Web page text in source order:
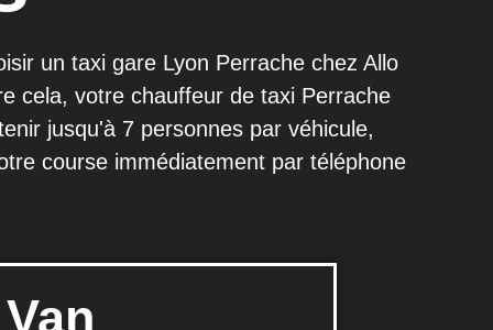
un taxi gare Lyon Perrache chez Allo
cela, votre chauffeur de taxi Perrache
jusqu'à 7 personnes par véhicule,
course immédiatement par téléphone
Van